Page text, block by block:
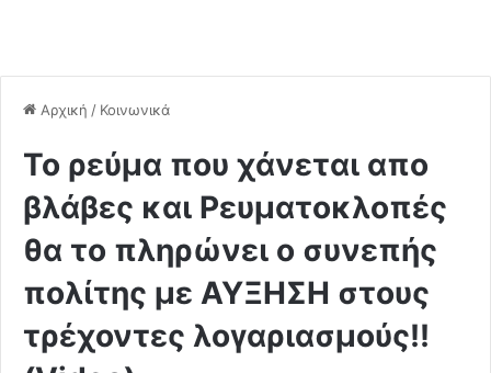
Αρχική / Κοινωνικά
Το ρεύμα που χάνεται απο
βλάβες και Ρευματοκλοπές
θα το πληρώνει ο συνεπής
πολίτης με ΑΥΞΗΣΗ στους
τρέχοντες λογαριασμούς!!